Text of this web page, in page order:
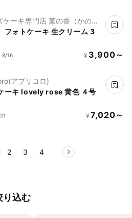
ケーキ専門店 菓の香（かの
フォトケーキ 生クリーム 3
8/16 ¥ 3,900～
アブリコロ)
ーキ lovely rose 黄色 ４号
¥ 7,020～
2 3 4
り込む